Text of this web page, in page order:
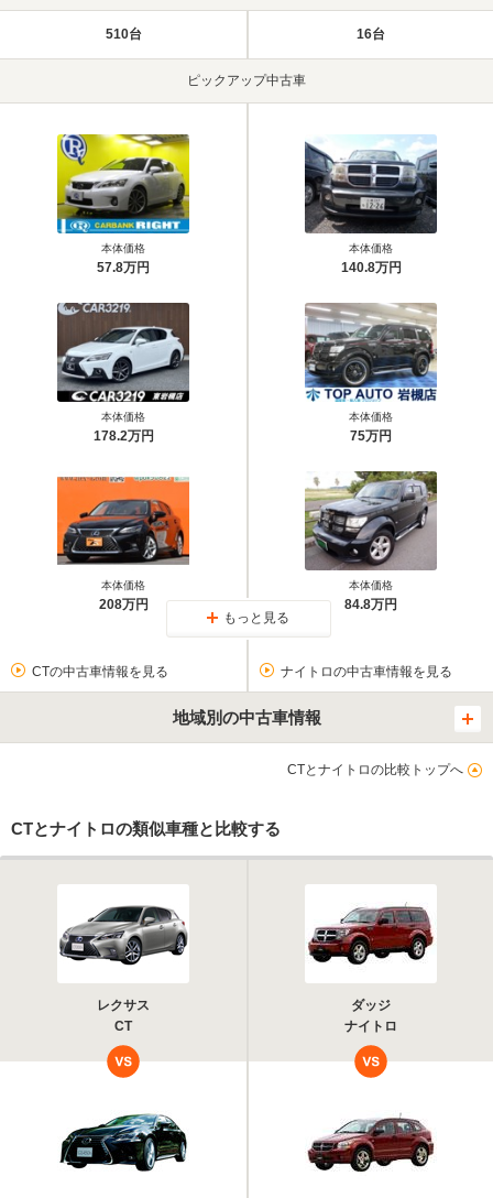
510台 16台
ピックアップ中古車
本体価格
57.8万円
本体価格
178.2万円
本体価格
208万円
本体価格
140.8万円
本体価格
75万円
本体価格
84.8万円
もっと見る
CTの中古車情報を見る ナイトロの中古車情報を見る
地域別の中古車情報
CTとナイトロの比較トップへ
CTとナイトロの類似車種と比較する
レクサス
CT
ダッジ
ナイトロ